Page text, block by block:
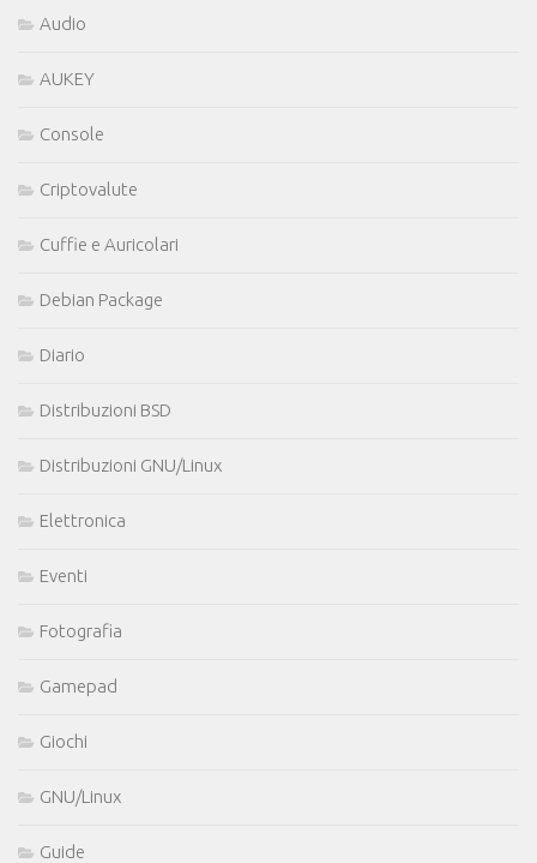
Audio
AUKEY
Console
Criptovalute
Cuffie e Auricolari
Debian Package
Diario
Distribuzioni BSD
Distribuzioni GNU/Linux
Elettronica
Eventi
Fotografia
Gamepad
Giochi
GNU/Linux
Guide